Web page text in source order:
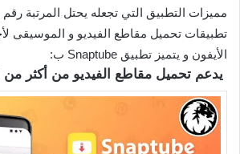
مميزات التطبيق التي تجعله يحتل المرتبة رقم
تطبيقات تحميل مقاطع الفيديو و الموسيقى
الأيفون و يتميز تطبيق Snaptube ب:
يدعم تحميل مقاطع الفيديو من أكثر من 50 موقع :